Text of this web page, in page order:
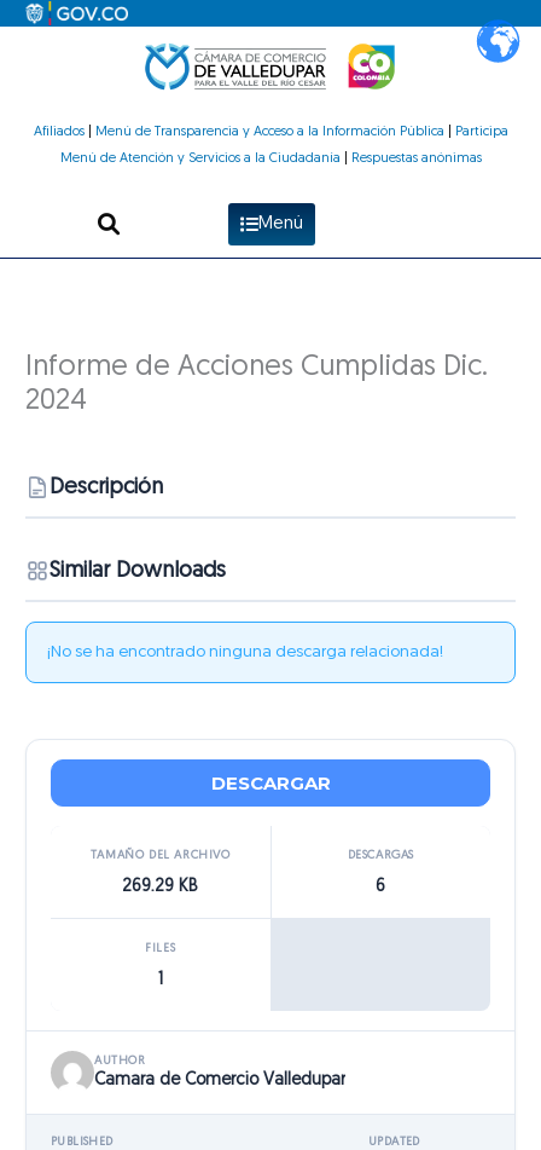
Afiliados| Menú de Transparencia y Acceso a la Información Pública
Participa
Menú de Atención y Servicios a la Ciudadanía
Respuestas anónimas
Menú
Informe de Acciones Cumplidas Dic.
2024
Descripción
Similar Downloads
¡No se ha encontrado ninguna descarga relacionada!
DESCARGAR
TAMAÑO DEL ARCHIVO
269.29 KB
DESCARGAS
6
FILES
AUTHOR
Camara de Comercio Valledupar
PUBLISHED UPDATED